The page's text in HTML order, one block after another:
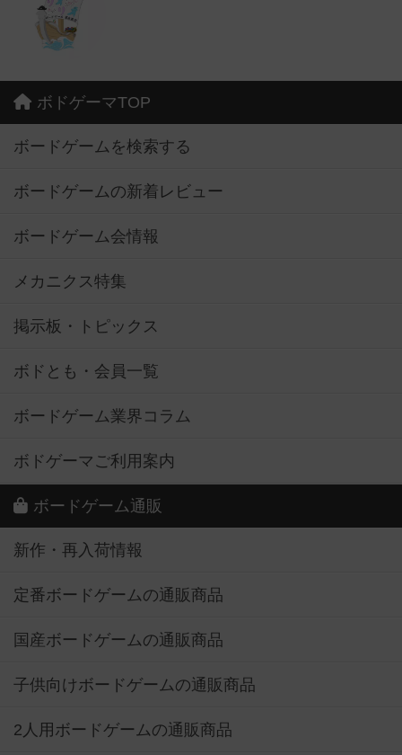
ボドゲーマTOP
ボードゲームを検索する
ボードゲームの新着レビュー
ボードゲーム会情報
メカニクス特集
掲示板・トピックス
ボドとも・会員一覧
ボードゲーム業界コラム
ボドゲーマご利用案内
ボードゲーム通販
新作・再入荷情報
定番ボードゲームの通販商品
国産ボードゲームの通販商品
子供向けボードゲームの通販商品
2人用ボードゲームの通販商品